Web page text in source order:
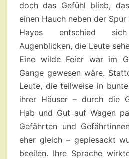
doch das Gefühl blieb,
einen Hauch neben der Spur
Hayes entschied
Augenblicken, die Leute
Eine wilde Feier war im
Gange gewesen wäre.
Leute, die teilweise in
ihrer Häuser – durch die
Hab und Gut auf Wagen
Gefährten und
eher gleich – gepiesackt
beeilen. Ihre Sprache